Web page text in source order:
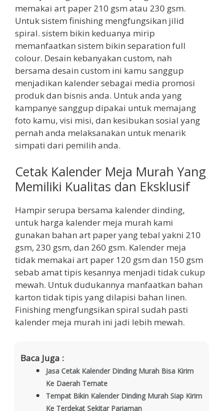
memakai art paper 210 gsm atau 230 gsm.
Untuk sistem finishing mengfungsikan jilid
spiral. sistem bikin keduanya mirip
memanfaatkan sistem bikin separation full
colour. Desain kebanyakan custom, nah
bersama desain custom ini kamu sanggup
menjadikan kalender sebagai media promosi
produk dan bisnis anda. Untuk anda yang
kampanye sanggup dipakai untuk memajang
foto kamu, visi misi, dan kesibukan sosial yang
pernah anda melaksanakan untuk menarik
simpati dari pemilih anda.
Cetak Kalender Meja Murah Yang
Memiliki Kualitas dan Eksklusif
Hampir serupa bersama kalender dinding,
untuk harga kalender meja murah kami
gunakan bahan art paper yang tebal yakni 210
gsm, 230 gsm, dan 260 gsm. Kalender meja
tidak memakai art paper 120 gsm dan 150 gsm
sebab amat tipis kesannya menjadi tidak cukup
mewah. Untuk dudukannya manfaatkan bahan
karton tidak tipis yang dilapisi bahan linen.
Finishing mengfungsikan spiral sudah pasti
kalender meja murah ini jadi lebih mewah.
Baca Juga :
Jasa Cetak Kalender Dinding Murah Bisa Kirim
Ke Daerah Ternate
Tempat Bikin Kalender Dinding Murah Siap Kirim
Ke Terdekat Sekitar Pariaman